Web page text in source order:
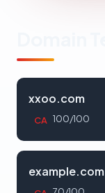
xxoo.com
CA 100/100
example.com